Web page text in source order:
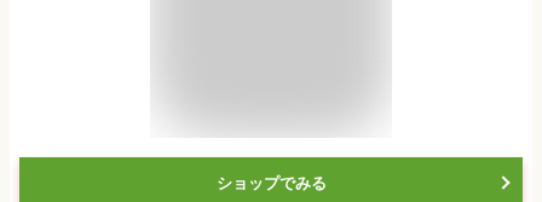
ショップでみる